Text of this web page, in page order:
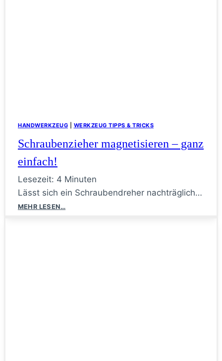
HANDWERKZEUG WERKZEUG TIPPS & TRICKS
Schraubenzieher magnetisieren – ganz
einfach!
Lesezeit: 4 Minuten
Lässt sich ein Schraubendreher nachträglich…
MEHR LESEN…